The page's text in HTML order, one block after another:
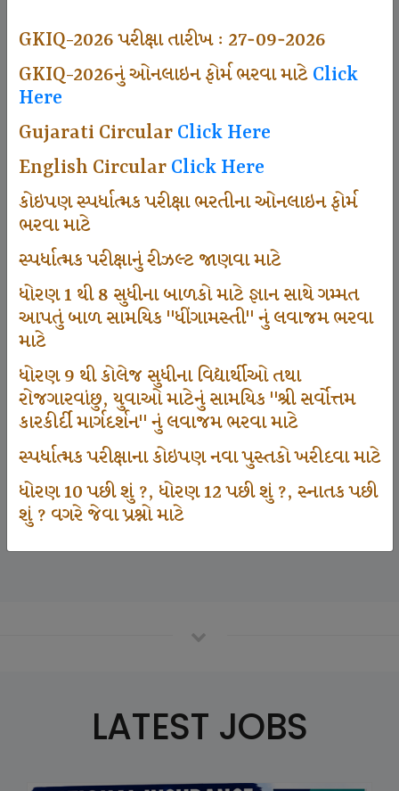
GKIQ-2026 પરીક્ષા તારીખ : 27-09-2026
GKIQ-2026નું ઓનલાઇન ફોર્મ ભરવા માટેClick
Here
Gujarati CircularClick Here
English CircularClick Here
કોઇપણ સ્પર્ધાત્મક પરીક્ષા ભરતીના ઓનલાઇન ફોર્મ
ભરવા માટે
સ્પર્ધાત્મક પરીક્ષાનું રીઝલ્ટ જાણવા માટે
ધોરણ 1 થી 8 સુધીના બાળકો માટે જ્ઞાન સાથે ગમ્મત
આપતું બાળ સામયિક "ધીંગામસ્તી" નું લવાજમ ભરવા
માટે
ધોરણ 9 થી કોલેજ સુધીના વિદ્યાર્થીઓ તથા
રોજગારવાંછુ, યુવાઓ માટેનું સામયિક "શ્રી સર્વોત્તમ
કારકીર્દી માર્ગદર્શન" નું લવાજમ ભરવા માટે
સ્પર્ધાત્મક પરીક્ષાના કોઇપણ નવા પુસ્તકો ખરીદવા માટે
ધોરણ 10 પછી શું ?, ધોરણ 12 પછી શું ?, સ્નાતક પછી
શું ? વગરે જેવા પ્રશ્નો માટે
497
666
Sarvottam Karkirdi Subscripton
1000
Participate School In GKIQ
125000
LATEST JOBS